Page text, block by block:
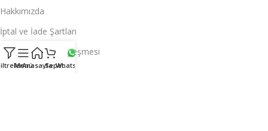
Hakkımızda
İptal ve İade Şartları
Mesafeli Satış Sözleşmesi
Sayfalar
Menü
AnasayfaSepetWhatsapp